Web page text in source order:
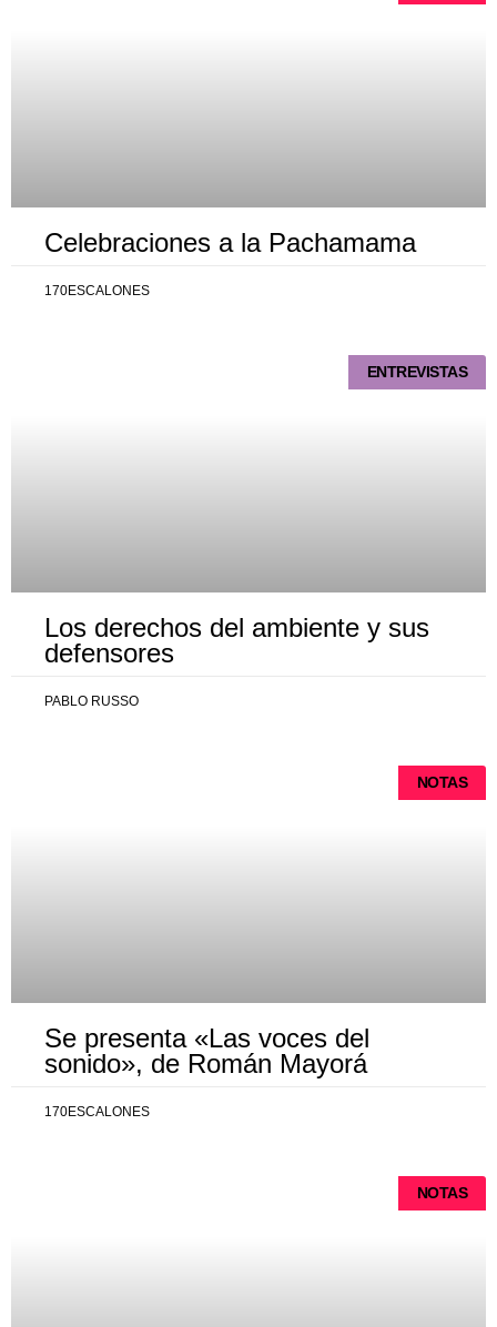
Celebraciones a la Pachamama
170ESCALONES
ENTREVISTAS
Los derechos del ambiente y sus
defensores
PABLO RUSSO
NOTAS
Se presenta «Las voces del
sonido», de Román Mayorá
170ESCALONES
NOTAS